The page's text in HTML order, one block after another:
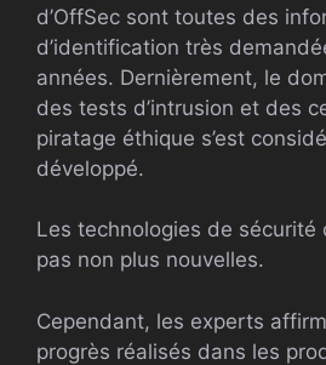
d’OffSec sont toutes des
d’identification très
années. Dernièrement, le
des tests d’intrusion et des
piratage éthique s’est
développé.
Les technologies de sécurité
pas non plus nouvelles.
Cependant, les experts
progrès réalisés dans les